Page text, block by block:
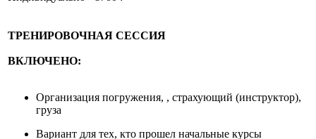
ТРЕНИРОВОЧНАЯ СЕССИЯ
ВКЛЮЧЕНО:
Организация погружения, , страхующий (инструктор),
груза
Вариант для тех, кто прошел начальные курсы